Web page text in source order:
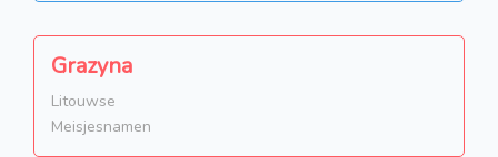
Grazyna
Litouwse
Meisjesnamen